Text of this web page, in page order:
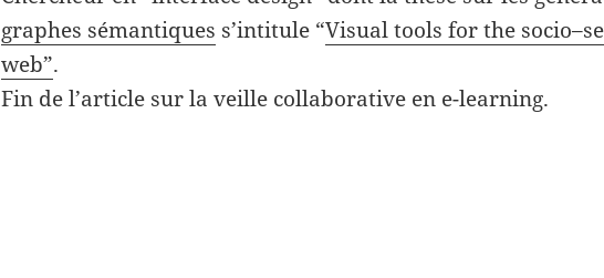
graphes sémantiques s’intitule “Visual tools for the
web”.
Fin de l’article sur la veille collaborative en e-learning.